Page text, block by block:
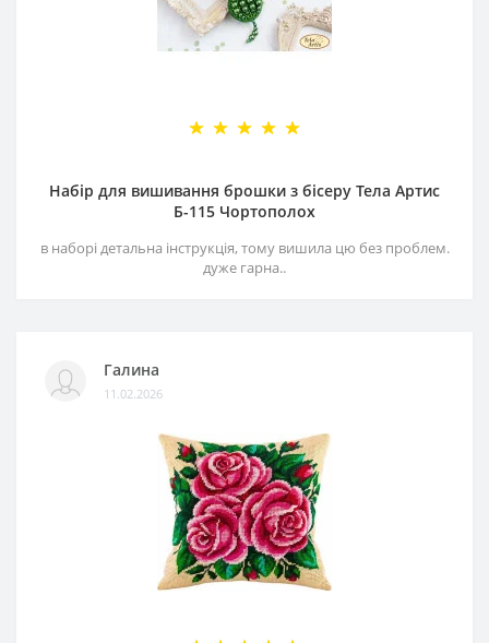
Набір для вишивання брошки з бісеру Тела Артис
Б-115 Чортополох
в наборі детальна інструкція, тому вишила цю без проблем.
дуже гарна..
Галина
11.02.2026